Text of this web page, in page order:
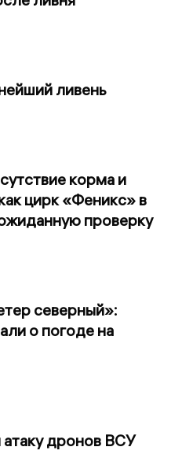
ливень
корма и
цирк «Феникс» в
проверку
северный»:
о погоде на
дронов ВСУ